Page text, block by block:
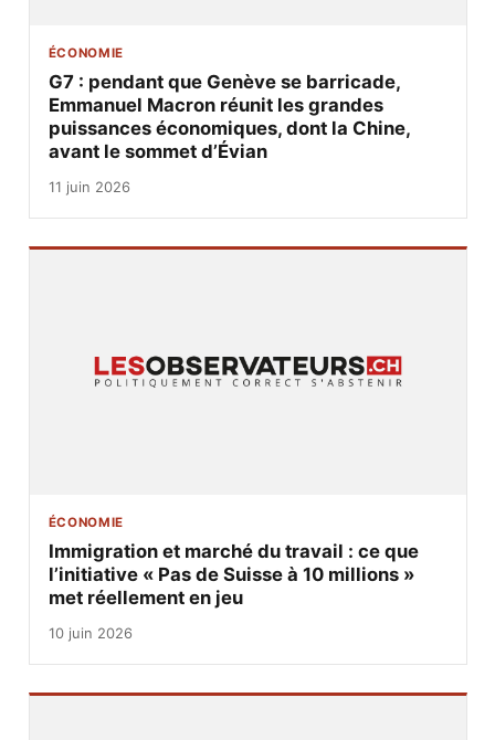
ÉCONOMIE
G7 : pendant que Genève se barricade,
Emmanuel Macron réunit les grandes
puissances économiques, dont la Chine,
avant le sommet d’Évian
11 juin 2026
ÉCONOMIE
Immigration et marché du travail : ce que
l’initiative « Pas de Suisse à 10 millions »
met réellement en jeu
10 juin 2026